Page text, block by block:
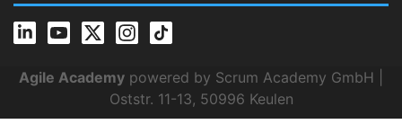
Agile Academy powered by Scrum Academy GmbH |
Oststr. 11-13, 50996 Keulen